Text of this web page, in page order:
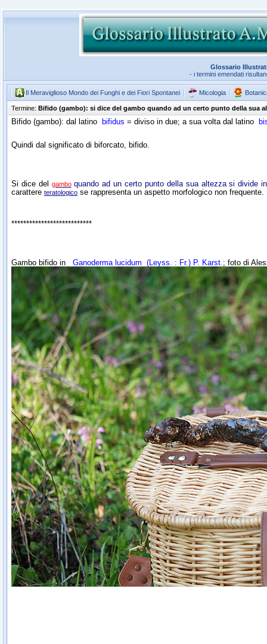
Glossario
- i termini emendati
Il Meraviglioso Mondo dei Funghi e dei Fiori Spontanei Micologia
Termine: Bifido (gambo): si dice del gambo quando ad un certo punto della sua
Bifido (gambo): dal latino bifidus = diviso in due; a sua volta dal latino
Quindi dal significato di biforcato, bifido.
Si dice del gambo quandoad un certo punto della sua altezza si divide
carattere teratologico se rappresenta un aspetto morfologico non frequente.
***************************
Gambo bifido in Ganoderma lucidum (Leyss. : Fr.) P. Karst.; foto di